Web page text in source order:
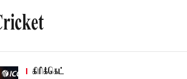
கிரிக்கெட்